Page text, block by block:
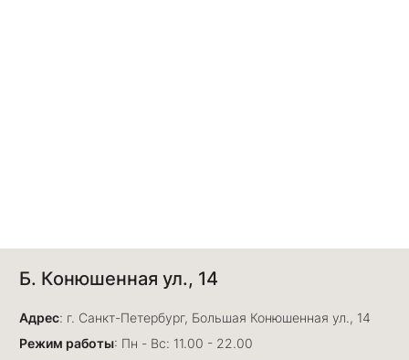
Б. Конюшенная ул., 14
Адрес: г. Санкт-Петербург, Большая Конюшенная ул., 14
Режим работы: Пн - Вс: 11.00 - 22.00